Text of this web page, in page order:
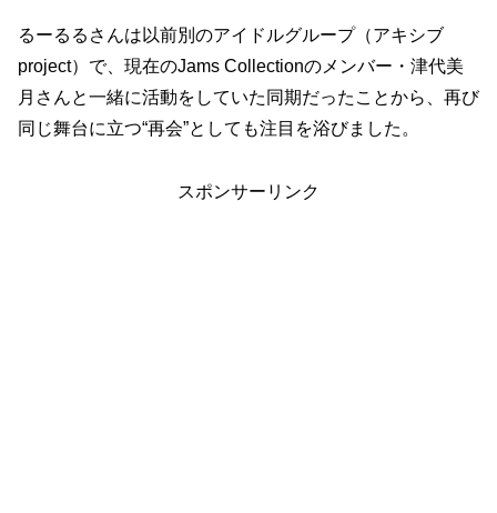
るーるるさんは以前別のアイドルグループ（アキシブ
project）で、現在のJams Collectionのメンバー・津代美
月さんと一緒に活動をしていた同期だったことから、再び
同じ舞台に立つ“再会”としても注目を浴びました。
スポンサーリンク